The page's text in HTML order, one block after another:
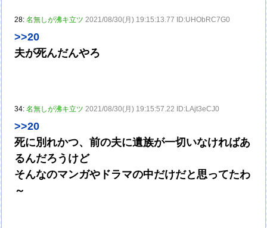
28:名無しが沸キ立ツ 2021/08/30(月) 19:15:13.77 ID:UHObRC7G0
>>20
夫が死んだんやろ
34:名無しが沸キ立ツ 2021/08/30(月) 19:15:57.22 ID:LAjt3eCJ0
>>20
死に別れかつ、前の夫に遺族が一切いなければあ
るんだろうけど
そんなのマンガやドラマの中だけだと思ってたわ
～